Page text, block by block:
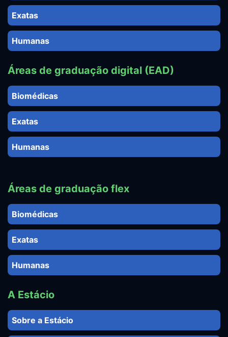
Exatas
Humanas
Áreas de graduação digital (EAD)
Biomédicas
Exatas
Humanas
Áreas de graduação flex
Biomédicas
Exatas
Humanas
A Estácio
Sobre a Estácio